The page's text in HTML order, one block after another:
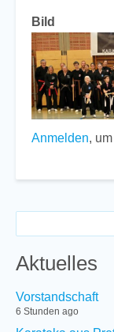
Bild
Anmelden,
Aktuelles
Vorstandschaft
6 Stunden ago